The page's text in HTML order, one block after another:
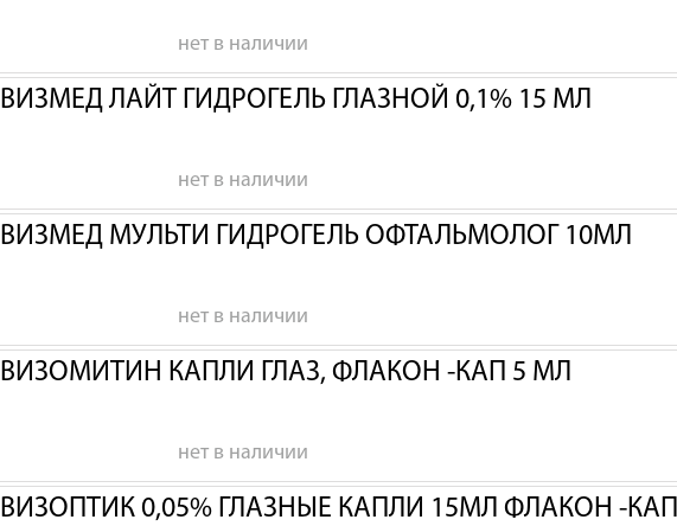
нет в наличии
ВИЗМЕД ЛАЙТ ГИДРОГЕЛЬ ГЛАЗНОЙ 0,1% 15 МЛ
нет в наличии
ВИЗМЕД МУЛЬТИ ГИДРОГЕЛЬ ОФТАЛЬМОЛОГ 10МЛ
нет в наличии
ВИЗОМИТИН КАПЛИ ГЛАЗ, ФЛАКОН -КАП 5 МЛ
нет в наличии
ВИЗОПТИК 0,05% ГЛАЗНЫЕ КАПЛИ 15МЛ ФЛАКОН -